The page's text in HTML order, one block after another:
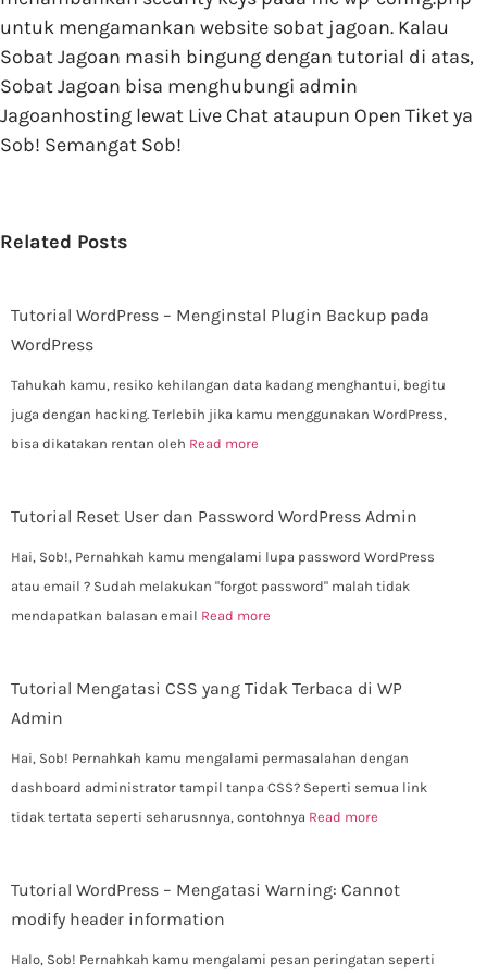
untuk mengamankan website sobat jagoan. Kalau
Sobat Jagoan masih bingung dengan tutorial di atas,
Sobat Jagoan bisa menghubungi admin
Jagoanhosting lewat Live Chat ataupun Open Tiket ya
Sob! Semangat Sob!
Related Posts
Tutorial WordPress – Menginstal Plugin Backup pada
WordPress
Tahukah kamu, resiko kehilangan data kadang menghantui, begitu
juga dengan hacking. Terlebih jika kamu menggunakan WordPress,
bisa dikatakan rentan oleh Read more
Tutorial Reset User dan Password WordPress Admin
Hai, Sob!, Pernahkah kamu mengalami lupa password WordPress
atau email ? Sudah melakukan "forgot password" malah tidak
mendapatkan balasan email Read more
Tutorial Mengatasi CSS yang Tidak Terbaca di WP
Admin
Hai, Sob! Pernahkah kamu mengalami permasalahan dengan
dashboard administrator tampil tanpa CSS? Seperti semua link
tidak tertata seperti seharusnnya, contohnya Read more
Tutorial WordPress – Mengatasi Warning: Cannot
modify header information
Halo, Sob! Pernahkah kamu mengalami pesan peringatan seperti